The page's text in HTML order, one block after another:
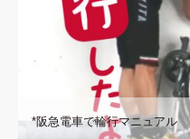
*阪急電車で輪行マニュアル